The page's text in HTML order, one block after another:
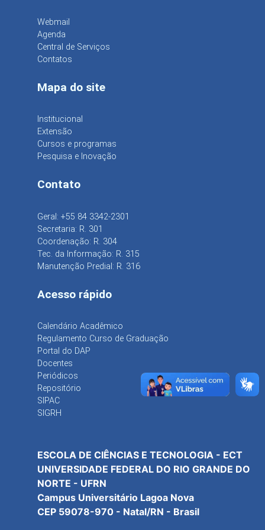
Webmail
Agenda
Central de Serviços
Contatos
Mapa do site
Institucional
Extensão
Cursos e programas
Pesquisa e Inovação
Contato
Geral: +55 84 3342-2301
Secretaria: R. 301
Coordenação: R. 304
Tec. da Informação: R. 315
Manutenção Predial: R. 316
Acesso rápido
Calendário Acadêmico
Regulamento Curso de Graduação
Portal do DAP
Docentes
Periódicos
Repositório
SIPAC
SIGRH
ESCOLA DE CIÊNCIAS E TECNOLOGIA - ECT
UNIVERSIDADE FEDERAL DO RIO GRANDE DO
NORTE - UFRN
Campus Universitário Lagoa Nova
CEP 59078-970 - Natal/RN - Brasil